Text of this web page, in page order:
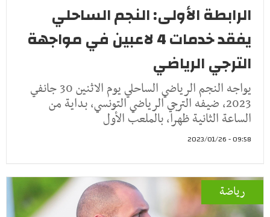
الرابطة الأولى: النجم الساحلي
يفقد خدمات 4 لاعبين في مواجهة
الترجي الرياضي
يواجه النجم الرياضي الساحلي يوم الاثنين 30 جانفي
2023، ضيفه الترجي الرياضي التونسي، بداية من
الساعة الثانية ظهرا، بالملعب الأول
09:58 - 2023/01/26
رياضة